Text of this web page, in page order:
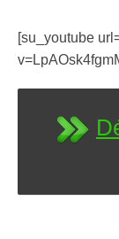
[su_youtube